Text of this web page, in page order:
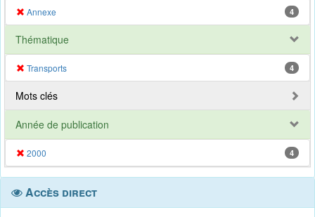
Annexe 4
Thématique
Transports 4
Mots clés
Année de publication
2000 4
Accès direct